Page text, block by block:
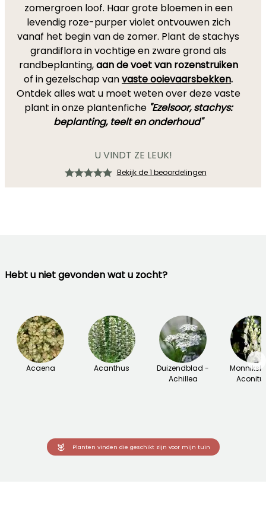
zomergroen loof. Haar grote bloemen in een
levendig roze-purper violet ontvouwen zich
vanaf het begin van de zomer. Plant de stachys
grandiflora in vochtige en zware grond als
randbeplanting,aan de voet van rozenstruiken
of in gezelschap vanvaste ooievaarsbekken.
Ontdek alles wat u moet weten over deze vaste
plant in onze plantenfiche "Ezelsoor, stachys:
beplanting, teelt en onderhoud"
U VINDT ZE LEUK!
Bekijk de 1 beoordelingen
Hebt u niet gevonden wat u zocht?
Acaena Acanthus
Duizendblad -
Achillea
→
Planten vinden die geschikt zijn voor mijn tuin